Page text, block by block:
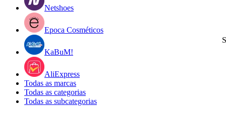
Netshoes
Epoca Cosméticos
KaBuM!
AliExpress
Todas as marcas
Todas as categorias
Todas as subcategorias